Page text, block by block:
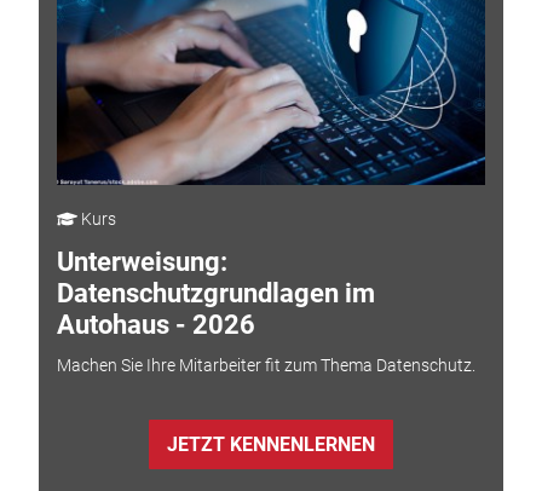
Kurs
Unterweisung:
Datenschutzgrundlagen im
Autohaus - 2026
Machen Sie Ihre Mitarbeiter fit zum Thema Datenschutz.
JETZT KENNENLERNEN